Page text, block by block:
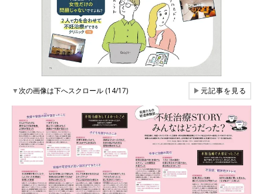
▼次の画像は下へスクロール (14/17) ▶元記事を見る